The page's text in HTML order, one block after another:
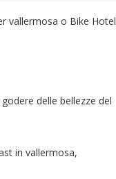
vallermosa o Bike Hotel
delle bellezze del
in vallermosa,